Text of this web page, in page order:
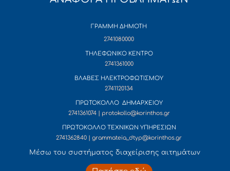
ΓΡΑΜΜΗ ΔΗΜΟΤΗ
2741080000
ΤΗΛΕΦΩΝΙΚΟ ΚΕΝΤΡΟ
2741361000
ΒΛΑΒΕΣ ΗΛΕΚΤΡΟΦΩΤΙΣΜΟΥ
2741120134
ΠΡΩΤΟΚΟΛΛΟ ΔΗΜΑΡΧΕΙΟΥ
2741361074 | protokollo@korinthos.gr
ΠΡΩΤΟΚΟΛΛΟ ΤΕΧΝΙΚΩΝ ΥΠΗΡΕΣΙΩΝ
2741362840 | grammateia_dtyp@korinthos.gr
Mέσω του συστήματος διαχείρισης αιτημάτων